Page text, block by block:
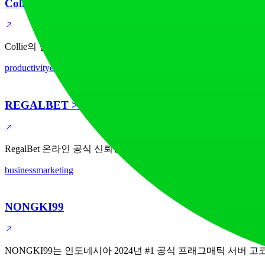
Collie
Collie의 임베디드 검색 바로 웹사이트 사용자 경험을 향상시
productivityeducation
REGALBET >> Cara Daftar ID Game RegalBet
RegalBet 온라인 공식 신뢰할 수 있는 사이트에서 게임 ID를
businessmarketing
NONGKI99
NONGKI99는 인도네시아 2024년 #1 공식 프래그매틱 서버